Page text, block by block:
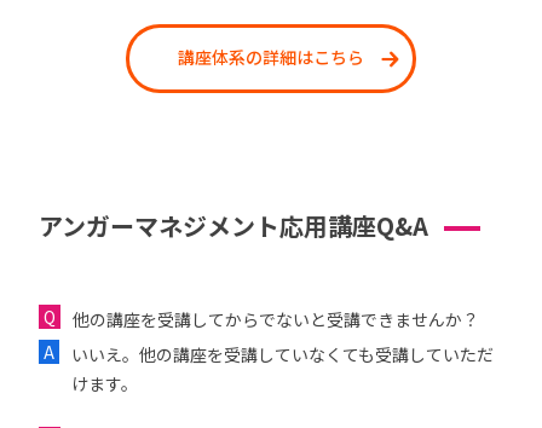
講座体系の詳細はこちら
アンガーマネジメント応用講座Q&A
他の講座を受講してからでないと受講できませんか？
いいえ。他の講座を受講していなくても受講していただ
けます。